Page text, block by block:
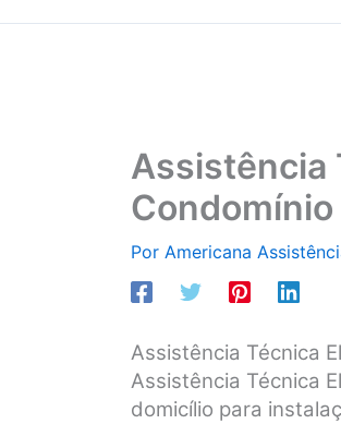
Assistência
Por Americana
Assistência Técnica
Assistência Técnica
domicílio para